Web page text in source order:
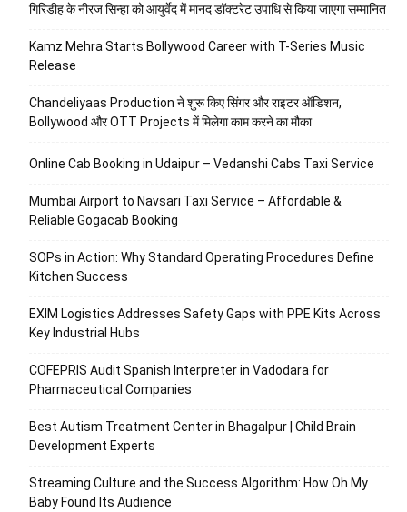
गिरिडीह के नीरज सिन्हा को आयुर्वेद में मानद डॉक्टरेट उपाधि से किया जाएगा सम्मानित
Kamz Mehra Starts Bollywood Career with T-Series Music
Release
Chandeliyaas Production ने शुरू किए सिंगर और राइटर ऑडिशन,
Bollywood और OTT Projects में मिलेगा काम करने का मौका
Online Cab Booking in Udaipur – Vedanshi Cabs Taxi Service
Mumbai Airport to Navsari Taxi Service – Affordable &
Reliable Gogacab Booking
SOPs in Action: Why Standard Operating Procedures Define
Kitchen Success
EXIM Logistics Addresses Safety Gaps with PPE Kits Across
Key Industrial Hubs
COFEPRIS Audit Spanish Interpreter in Vadodara for
Pharmaceutical Companies
Best Autism Treatment Center in Bhagalpur | Child Brain
Development Experts
Streaming Culture and the Success Algorithm: How Oh My
Baby Found Its Audience